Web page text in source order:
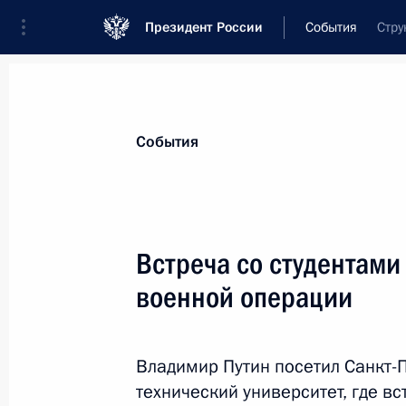
Президент России События
Новости
Послания Федеральному Собранию
Заявления по важнейшим вопросам
Речи и обращения
События
Встреча со
военной операции
Владимир Путин посетил
технический университет, где